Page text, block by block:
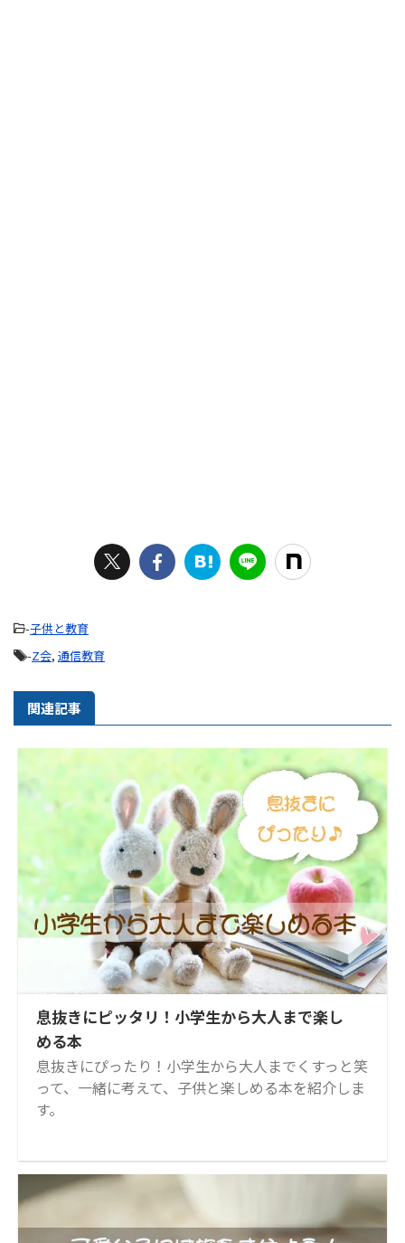
-子供と教育
-Z会, 通信教育
関連記事
息抜きにピッタリ！小学生から大人まで楽し
める本
息抜きにぴったり！小学生から大人までくすっと笑
って、一緒に考えて、子供と楽しめる本を紹介しま
す。